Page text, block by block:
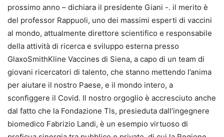
prossimo anno – dichiara il presidente Giani -. il merito è
del professor Rappuoli, uno dei massimi esperti di vaccini
al mondo, attualmente direttore scientifico e responsabile
della attività di ricerca e sviluppo esterna presso
GlaxoSmithKline Vaccines di Siena, a capo di un team di
giovani ricercatori di talento, che stanno mettendo l’anima
per aiutare il nostro Paese, e il mondo intero, a
sconfiggere il Covid. Il nostro orgoglio è accresciuto anche
dal fatto che la Fondazione Tls, presieduta dall’ingegnere
biomedico Fabrizio Landi, è un esempio virtuoso di